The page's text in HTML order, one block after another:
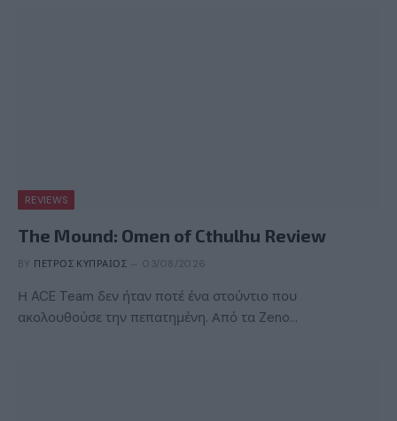
REVIEWS
The Mound: Omen of Cthulhu Review
BY ΠΈΤΡΟΣ ΚΥΠΡΑΊΟΣ 03/08/2026
Η ACE Team δεν ήταν ποτέ ένα στούντιο που
ακολουθούσε την πεπατημένη. Από τα Zeno…